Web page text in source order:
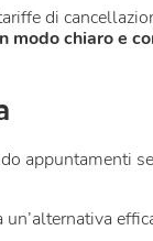
di
modo chiaro e
appuntamenti
un’alternativa